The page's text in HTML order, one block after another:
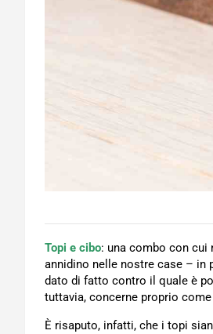
Topi e cibo: una combo con cui
annidino nelle nostre case – in
dato di fatto contro il quale è
tuttavia, concerne proprio
È risaputo, infatti, che i topi